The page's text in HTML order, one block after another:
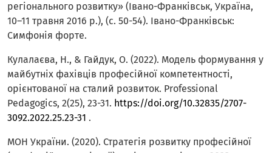
регіонального розвитку» (Івано-Франківськ, Україна,
10–11 травня 2016 р.), (с. 50-54). Івано-Франківськ:
Симфонія форте.
Кулалаєва, Н., & Гайдук, О. (2022). Модель формування у
майбутніх фахівців професійної компетентності,
орієнтованої на сталий розвиток. Professional
Pedagogics, 2(25), 23-31. https://doi.org/10.32835/2707-
3092.2022.25.23-31 .
МОН України. (2020). Стратегія розвитку професійної